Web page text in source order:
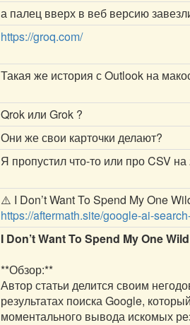
а палец вверх в веб версию
https://groq.com/
Такая же история с Outlook на
Qrok или Grok ?
Они же свои карточки делают?
Я пропустил что-то или про CSV
⚠️ I Don’t Want To Spend My One
https://aftermath.site/google-ai-
I Don’t Want To Spend My One
**Обзор:**
Автор статьи делится своим
результатах поиска Google,
моментального вывода искомых